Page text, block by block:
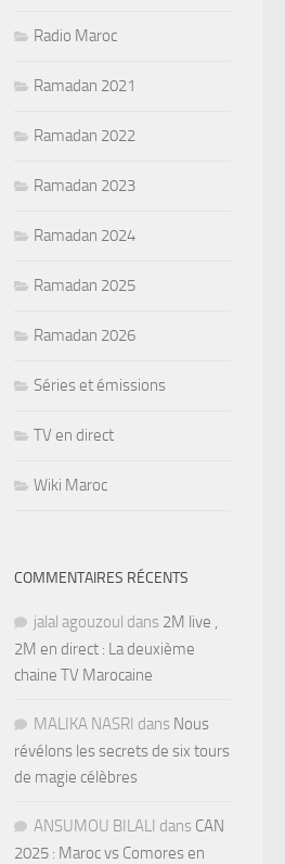
Radio Maroc
Ramadan 2021
Ramadan 2022
Ramadan 2023
Ramadan 2024
Ramadan 2025
Ramadan 2026
Séries et émissions
TV en direct
Wiki Maroc
COMMENTAIRES RÉCENTS
jalal agouzoul dans 2M live ,
2M en direct : La deuxième
chaine TV Marocaine
MALIKA NASRI dans Nous
révélons les secrets de six tours
de magie célèbres
ANSUMOU BILALI dans CAN
2025 : Maroc vs Comores en